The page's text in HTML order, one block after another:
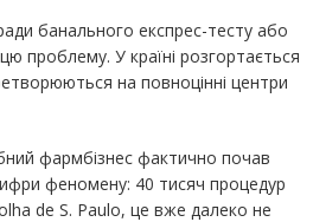
банального експрес-тесту або
проблему. У країні розгортається
на повноцінні центри
фармбізнес фактично почав
феномену: 40 тисяч процедур
de S. Paulo, це вже далеко не